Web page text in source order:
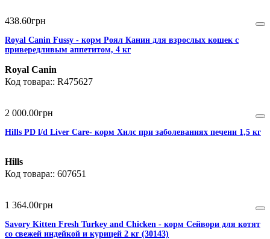
438.60грн
Royal Canin Fussy - корм Роял Канин для взрослых кошек с
привередливым аппетитом, 4 кг
Royal Canin
R475627
2 000.00грн
Hills PD l/d Liver Care- корм Хилс при заболеваниях печени 1,5 кг
Hills
607651
1 364.00грн
Savory Kitten Fresh Turkey and Chicken - корм Сейвори для котят
со свежей индейкой и курицей 2 кг (30143)